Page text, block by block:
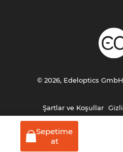
Sepetime
at
Şartlar ve Koşullar
© 2026, Edeloptics